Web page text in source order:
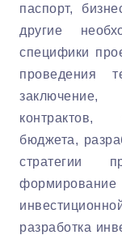
паспорт,
другие
специфики
проведения
контрактов,
бюджета,
стратегии
разработка